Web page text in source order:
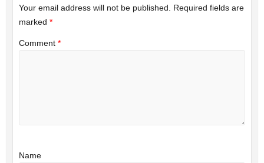
Your email address will not be published.
Required fields are
marked *
Comment *
Name